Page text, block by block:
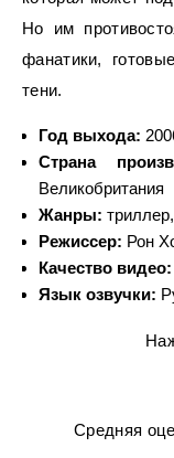
Но им
фанатики,
тени.
Год выхода:
Страна
Великобритания
Жанры:
Режиссер: Рон
Качество видео:
Язык озвучки:
Средняя